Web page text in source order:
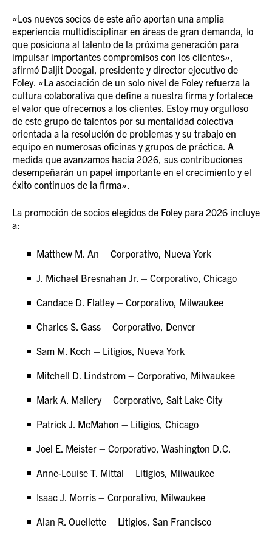
«Los nuevos socios de este año aportan una amplia
experiencia multidisciplinar en áreas de gran demanda, lo
que posiciona al talento de la próxima generación para
impulsar importantes compromisos con los clientes»,
afirmó Daljit Doogal, presidente y director ejecutivo de
Foley. «La asociación de un solo nivel de Foley refuerza la
cultura colaborativa que define a nuestra firma y fortalece
el valor que ofrecemos a los clientes. Estoy muy orgulloso
de este grupo de talentos por su mentalidad colectiva
orientada a la resolución de problemas y su trabajo en
equipo en numerosas oficinas y grupos de práctica. A
medida que avanzamos hacia 2026, sus contribuciones
desempeñarán un papel importante en el crecimiento y el
éxito continuos de la firma».
La promoción de socios elegidos de Foley para 2026 incluye
a:
Matthew M. An – Corporativo, Nueva York
J. Michael Bresnahan Jr. – Corporativo, Chicago
Candace D. Flatley – Corporativo, Milwaukee
Charles S. Gass – Corporativo, Denver
Sam M. Koch – Litigios, Nueva York
Mitchell D. Lindstrom – Corporativo, Milwaukee
Mark A. Mallery – Corporativo, Salt Lake City
Patrick J. McMahon – Litigios, Chicago
Joel E. Meister – Corporativo, Washington D.C.
Anne-Louise T. Mittal – Litigios, Milwaukee
Isaac J. Morris – Corporativo, Milwaukee
Alan R. Ouellette – Litigios, San Francisco